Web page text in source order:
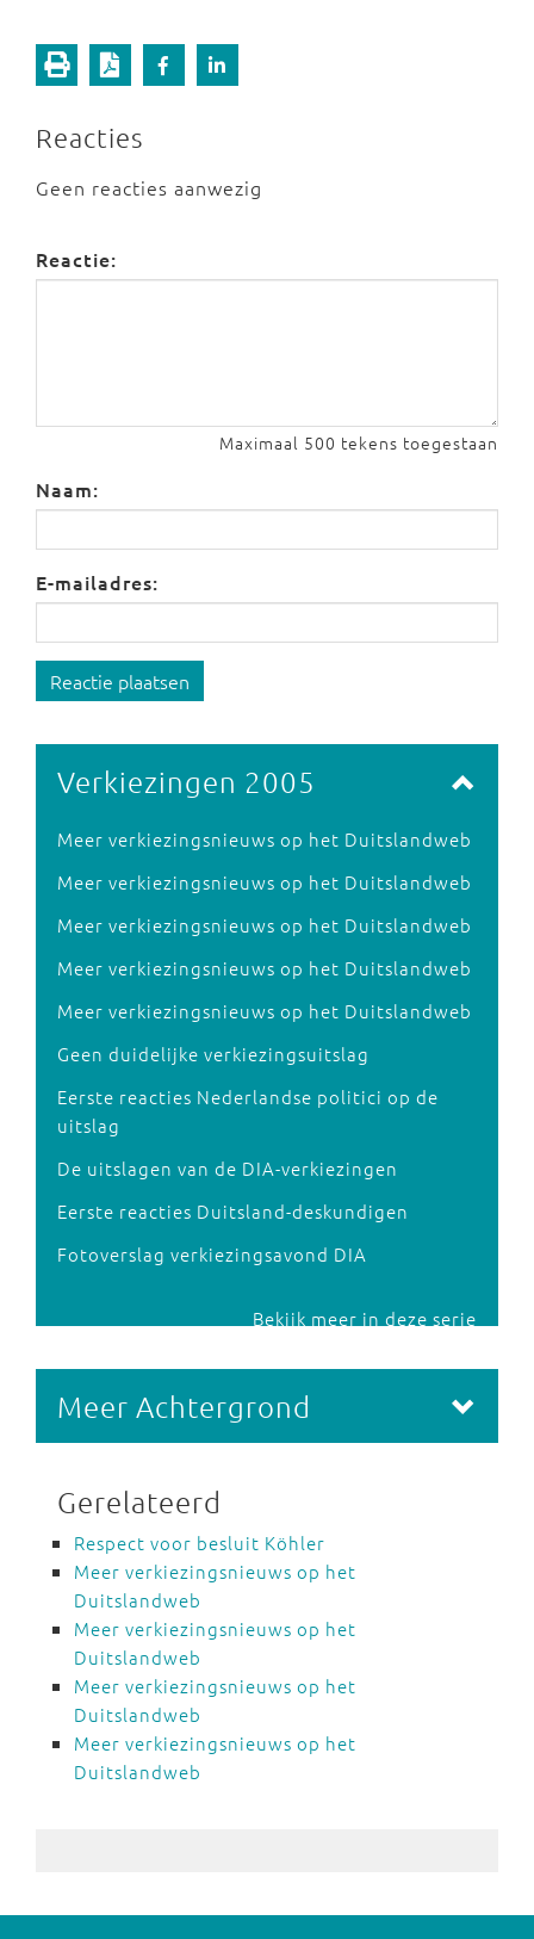
Reacties
Geen reacties aanwezig
Reactie:
Maximaal 500 tekens toegestaan
Naam:
E-mailadres:
Reactie plaatsen
Verkiezingen 2005
Meer verkiezingsnieuws op het Duitslandweb
Meer verkiezingsnieuws op het Duitslandweb
Meer verkiezingsnieuws op het Duitslandweb
Meer verkiezingsnieuws op het Duitslandweb
Meer verkiezingsnieuws op het Duitslandweb
Geen duidelijke verkiezingsuitslag
Eerste reacties Nederlandse politici op de
uitslag
De uitslagen van de DIA-verkiezingen
Eerste reacties Duitsland-deskundigen
Fotoverslag verkiezingsavond DIA
Bekijk meer in deze serie
Meer Achtergrond
Gerelateerd
Respect voor besluit Köhler
Meer verkiezingsnieuws op het
Duitslandweb
Meer verkiezingsnieuws op het
Duitslandweb
Meer verkiezingsnieuws op het
Duitslandweb
Meer verkiezingsnieuws op het
Duitslandweb